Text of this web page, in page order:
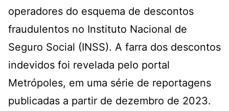
operadores do esquema de descontos
fraudulentos no Instituto Nacional de
Seguro Social (INSS). A farra dos descontos
indevidos foi revelada pelo portal
Metrópoles, em uma série de reportagens
publicadas a partir de dezembro de 2023.